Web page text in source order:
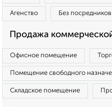
Агенство Без посредников
Продажа
Офисное помещение
Помещение свободного
Складское помещение